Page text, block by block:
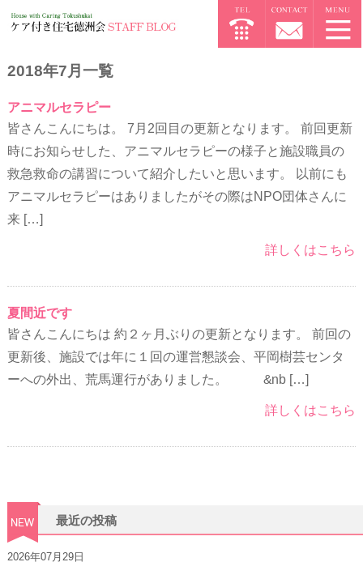
2018年7月一覧
アニマルセラピー
皆さんこんにちは。 7月2回目の更新となります。 前回更新
時にお知らせした、アニマルセラピーの様子と施設職員の
救急救命の講習について紹介したいと思います。 以前にも
アニマルセラピーはありましたがその際はNPO団体さんに
来 […]
詳しくはこちら
夏間近です
皆さんこんにちは 約２ヶ月ぶりの更新となります。 前回の
更新後、施設では年に１回の運営懇談会、平岡樹芸センタ
ーへの外出、荒馬運行がありました。 &nb […]
詳しくはこちら
最近の投稿
2026年07月29日